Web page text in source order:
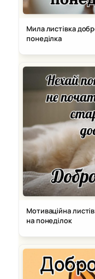
Мила листівка
понеділка
Мотиваційна
на понеділок